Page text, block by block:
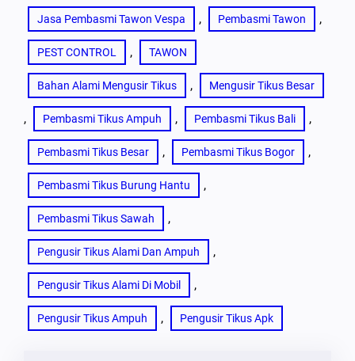
Jasa Pembasmi Tawon Vespa , Pembasmi Tawon ,
PEST CONTROL , TAWON
Bahan Alami Mengusir Tikus , Mengusir Tikus Besar
, Pembasmi Tikus Ampuh , Pembasmi Tikus Bali ,
Pembasmi Tikus Besar , Pembasmi Tikus Bogor ,
Pembasmi Tikus Burung Hantu ,
Pembasmi Tikus Sawah ,
Pengusir Tikus Alami Dan Ampuh ,
Pengusir Tikus Alami Di Mobil ,
Pengusir Tikus Ampuh , Pengusir Tikus Apk